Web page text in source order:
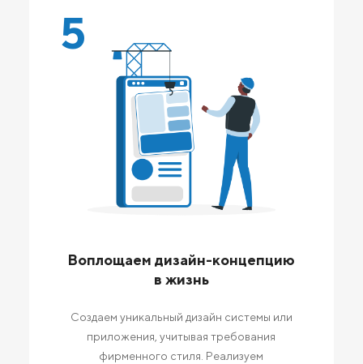
5
Воплощаем дизайн-концепцию
в жизнь
Создаем уникальный дизайн системы или
приложения, учитывая требования
фирменного стиля. Реализуем